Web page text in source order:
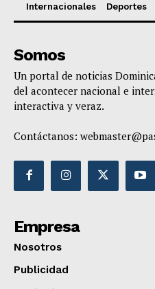
Internacionales
Deportes
Somos
Un portal de noticias
del acontecer nacional e
interactiva y veraz.
Contáctanos:
Empresa
Nosotros
Publicidad